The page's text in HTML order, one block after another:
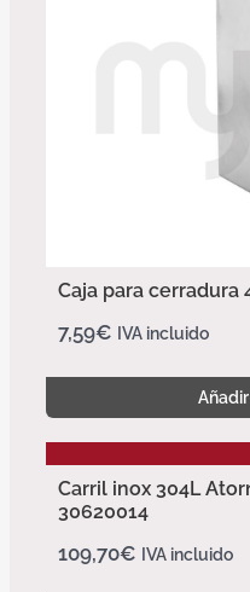
Caja para cerradura
7,59€ IVA incluido
Carril inox 304L
30620014
109,70€ IVA incluido